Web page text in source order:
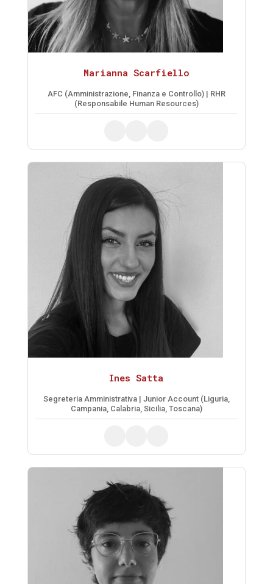
Marianna Scarfiello
AFC (Amministrazione, Finanza e Controllo) | RHR
(Responsabile Human Resources)
Ines Satta
Segreteria Amministrativa | Junior Account (Liguria,
Campania, Calabria, Sicilia, Toscana)